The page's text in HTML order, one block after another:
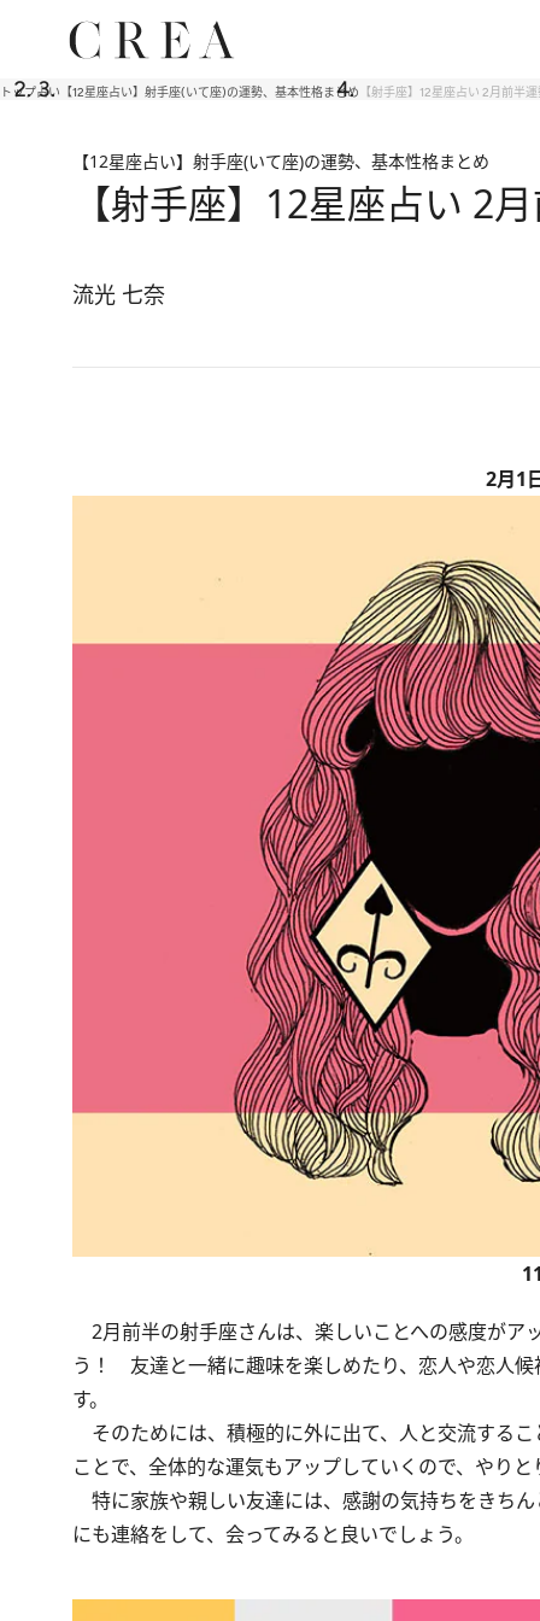
トップ占い 【12星座占い】射手座(いて座)の運勢、基本性格まとめ 【射手座】12星座占い 2月前半
【12星座占い】射手座(いて座)の運勢、基本性格まとめ
【射手座】12星座占い 2
流光 七奈
2月1
2月前半の射手座さんは、楽しいことへの感度がア
う！ 友達と一緒に趣味を楽しめたり、恋人や恋人
す。
そのためには、積極的に外に出て、人と交流する
ことで、全体的な運気もアップしていくので、やり
特に家族や親しい友達には、感謝の気持ちをきち
にも連絡をして、会ってみると良いでしょう。